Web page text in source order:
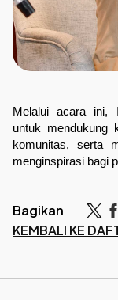
Melalui acara ini,
untuk mendukung
komunitas, serta
menginspirasi bagi
KEMBALI KE
Bagikan